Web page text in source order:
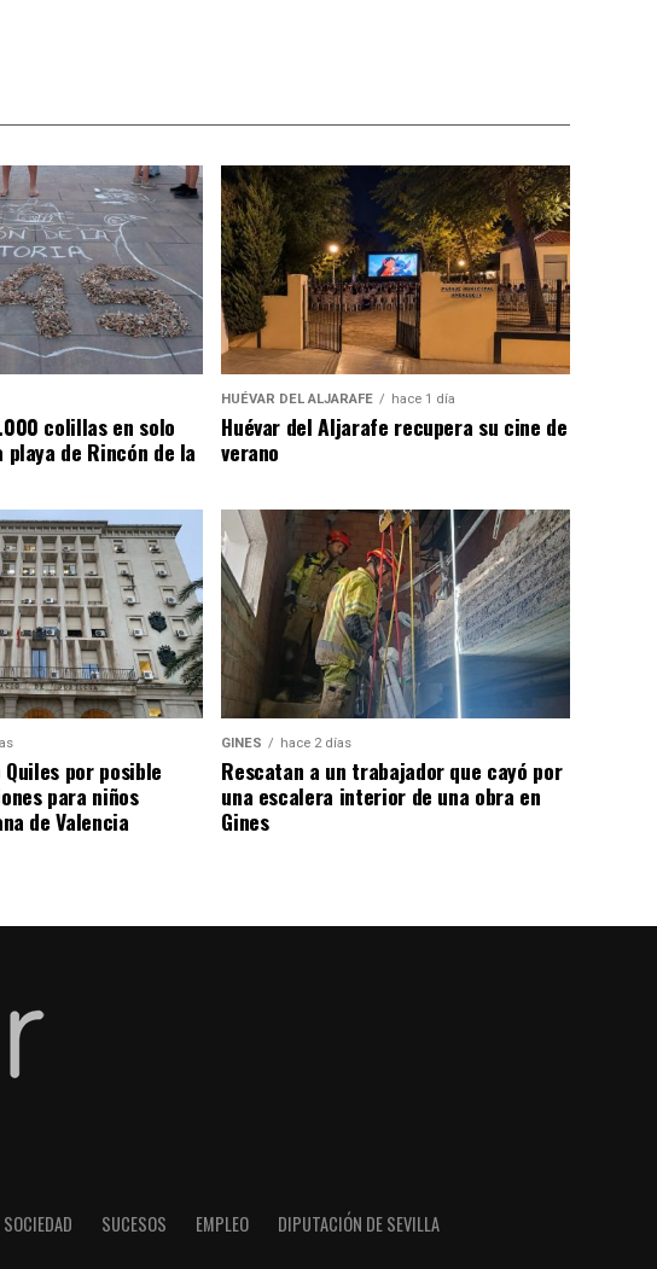
colillas en solo
de Rincón de la
HUÉVAR DEL ALJARAFE hace 1 día
Huévar del Aljarafe recupera su cine de
verano
por posible
para niños
de Valencia
GINES hace 2 días
Rescatan a un trabajador que cayó por
una escalera interior de una obra en
Gines
SOCIEDAD SUCESOS EMPLEO DIPUTACIÓN DE SEVILLA